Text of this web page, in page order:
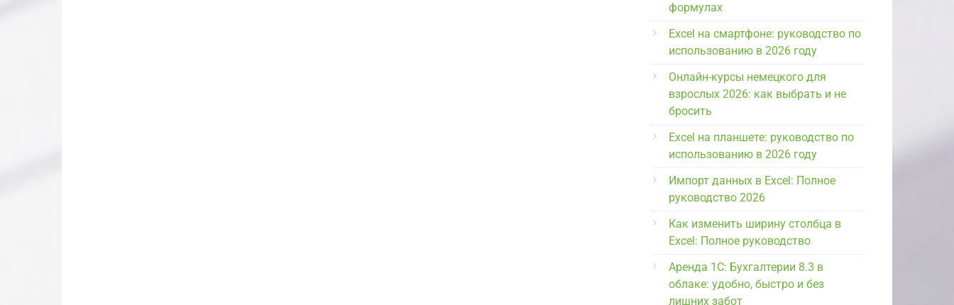
формулах
Excel на смартфоне: руководство по
использованию в 2026 году
Онлайн-курсы немецкого для
взрослых 2026: как выбрать и не
бросить
Excel на планшете: руководство по
использованию в 2026 году
Импорт данных в Excel: Полное
руководство 2026
Как изменить ширину столбца в
Excel: Полное руководство
Аренда 1С: Бухгалтерии 8.3 в
облаке: удобно, быстро и без
лишних забот